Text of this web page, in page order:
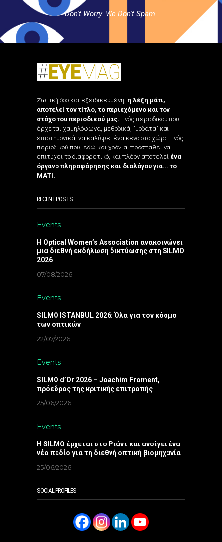
Don't Worry. We Don't Spam.
Ζωτική όσο και εξειδικευμένη, η λέξη μάτι,
αποτελεί τον τίτλο, το περιεχόμενο και τον
στόχο του περιοδικού μας. Ενός περιοδικού που
έρχεται χαμηλόφωνα, μεθοδικά, "μοδάτα" και
επιστημονικά, να καλύψει ένα κενό στο χώρο. Ενός
περιοδικού που, εδώ και χρόνια, προσπαθεί να
επιτύχει το διαφορετικό, και πλέον αποτελεί ένα
όργανο πληροφόρησης και διαλόγου για... το
ΜΑΤΙ.
RECENT POSTS
Events
Η Optical Women’s Association ανακοινώνει
μια διεθνή εκδήλωση δικτύωσης στη SILMO
2026
07/08/2026
Events
SILMO ISTANBUL 2026: Όλα για τον κόσμο
των οπτικών
22/07/2026
Events
SILMO d’Or 2026 – Joachim Froment,
πρόεδρος της κριτικής επιτροπής
25/06/2026
Events
Η SILMO έρχεται στο Ριάντ και ανοίγει ένα
νέο πεδίο για τη διεθνή οπτική βιομηχανία
25/06/2026
SOCIAL PROFILES